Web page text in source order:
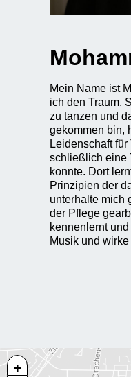
Mein Name ist
ich den Traum,
zu tanzen und
gekommen bin,
Leidenschaft
schließlich eine
konnte. Dort
Prinzipien der
unterhalte mich
der Pflege
kennenlernt
Musik und
+